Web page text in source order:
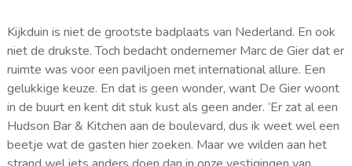
Kijkduin is niet de grootste badplaats van Nederland. En ook
niet de drukste. Toch bedacht ondernemer Marc de Gier dat er
ruimte was voor een paviljoen met international allure. Een
gelukkige keuze. En dat is geen wonder, want De Gier woont
in de buurt en kent dit stuk kust als geen ander. ‘Er zat al een
Hudson Bar & Kitchen aan de boulevard, dus ik weet wel een
beetje wat de gasten hier zoeken. Maar we wilden aan het